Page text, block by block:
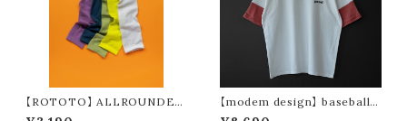
【ROTOTO】 ALLROUNDER
TECH-MESH ”ARM SLEEV
【modem design】 baseball t
ee (white × red)